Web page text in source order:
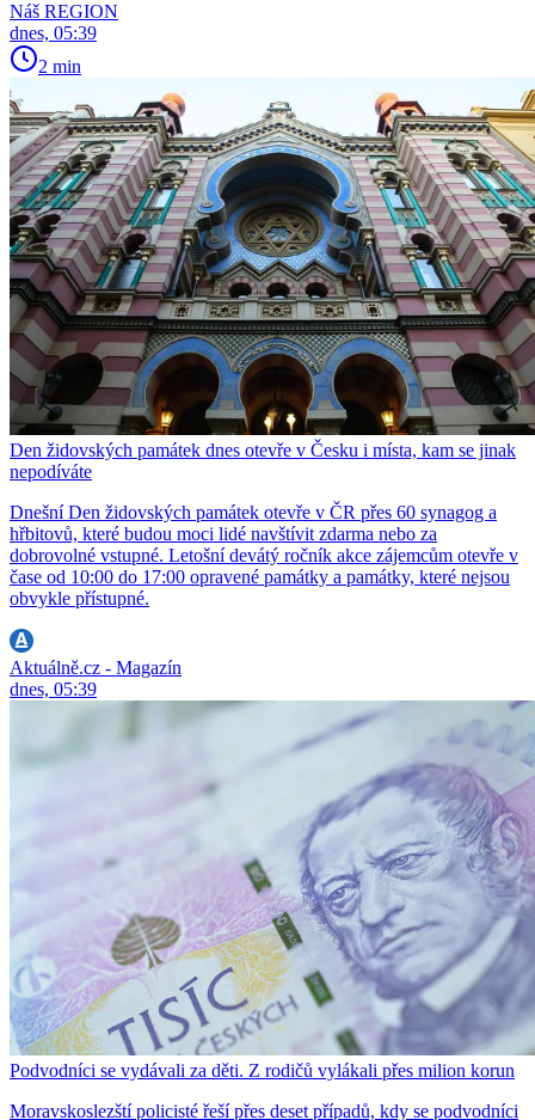
Náš REGION
dnes, 05:39
2 min
Den židovských památek dnes otevře v Česku i místa, kam se jinak
nepodíváte
Dnešní Den židovských památek otevře v ČR přes 60 synagog a
hřbitovů, které budou moci lidé navštívit zdarma nebo za
dobrovolné vstupné. Letošní devátý ročník akce zájemcům otevře v
čase od 10:00 do 17:00 opravené památky a památky, které nejsou
obvykle přístupné.
Aktuálně.cz - Magazín
dnes, 05:39
Podvodníci se vydávali za děti. Z rodičů vylákali přes milion korun
Moravskoslezští policisté řeší přes deset případů, kdy se podvodníci